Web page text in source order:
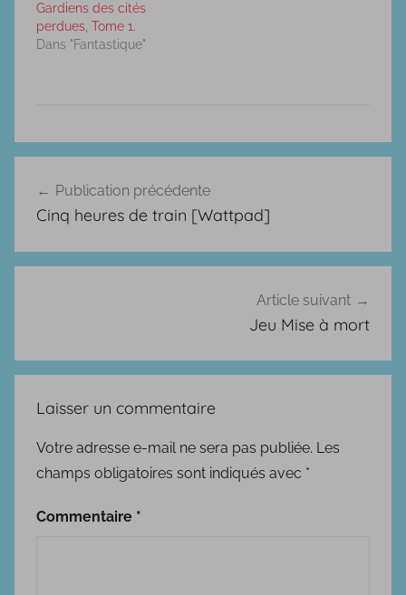
Gardiens des cités
perdues, Tome 1.
Dans "Fantastique"
R
t
s
de
Publication précédente
Cinq heures de train [Wattpad]
Article suivant
Jeu Mise à mort
Laisser un commentaire
Votre adresse e-mail ne sera pas publiée. Les
champs obligatoires sont indiqués avec *
Commentaire *